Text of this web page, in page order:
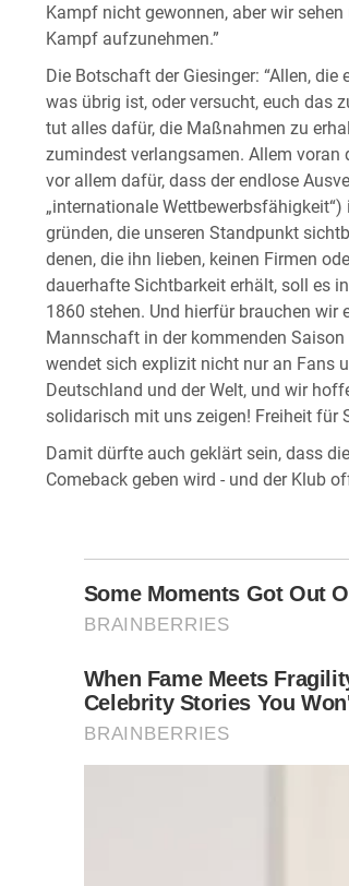
Kampf nicht gewonnen, aber wir
Kampf aufzunehmen.”
Die Botschaft der Giesinger: “Allen,
was übrig ist, oder versucht, euch das
tut alles dafür, die Maßnahmen zu
zumindest verlangsamen. Allem voran
vor allem dafür, dass der endlose
„internationale
gründen, die unseren Standpunkt
denen, die ihn lieben, keinen Firmen
dauerhafte Sichtbarkeit erhält, soll es
1860 stehen. Und hierfür brauchen wir
Mannschaft in der kommenden
wendet sich explizit nicht nur an Fans
Deutschland und der Welt, und wir
solidarisch mit uns zeigen! Freiheit für
Damit dürfte auch geklärt sein, dass
Comeback geben wird - und der Klub